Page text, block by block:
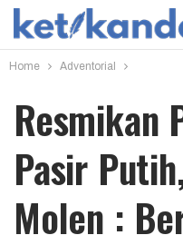
Home Adventorial
Resmikan
Pasir
Molen :